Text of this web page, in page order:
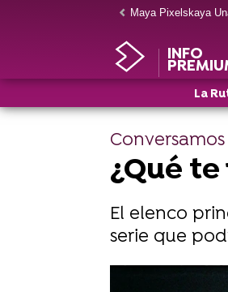
Maya Pixelskaya
INFO
La
¿Qué
El elenco
serie que